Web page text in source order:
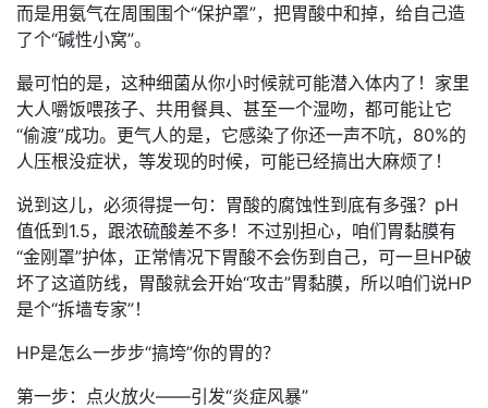
而是用氨气在周围围个“保护罩”，把胃酸中和掉，给自己造
了个“碱性小窝”。
最可怕的是，这种细菌从你小时候就可能潜入体内了！家里
大人嚼饭喂孩子、共用餐具、甚至一个湿吻，都可能让它
“偷渡”成功。更气人的是，它感染了你还一声不吭，80%的
人压根没症状，等发现的时候，可能已经搞出大麻烦了！
说到这儿，必须得提一句：胃酸的腐蚀性到底有多强？pH
值低到1.5，跟浓硫酸差不多！不过别担心，咱们胃黏膜有
“金刚罩”护体，正常情况下胃酸不会伤到自己，可一旦HP破
坏了这道防线，胃酸就会开始“攻击”胃黏膜，所以咱们说HP
是个“拆墙专家”！
HP是怎么一步步“搞垮”你的胃的？
第一步：点火放火——引发“炎症风暴”